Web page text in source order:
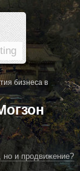
бизнеса в
но и продвижение?